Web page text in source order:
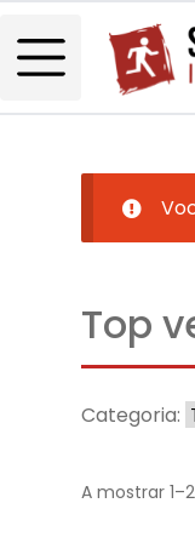
Top
Categoria:
A mostrar